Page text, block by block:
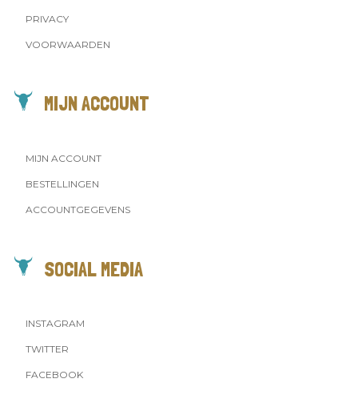
PRIVACY
VOORWAARDEN
MIJN ACCOUNT
MIJN ACCOUNT
BESTELLINGEN
ACCOUNTGEGEVENS
SOCIAL MEDIA
INSTAGRAM
TWITTER
FACEBOOK